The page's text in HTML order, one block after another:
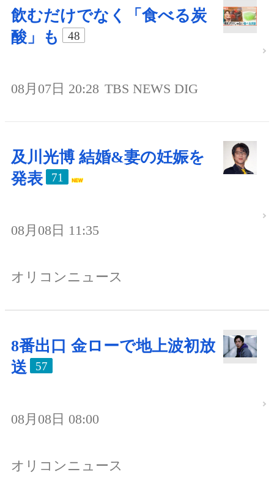
飲むだけでなく「食べる炭
酸」も
48
08月07日 20:28 TBS NEWS DIG
及川光博 結婚&妻の妊娠を
発表
71
08月08日 11:35
オリコンニュース
8番出口 金ローで地上波初放
送
57
08月08日 08:00
オリコンニュース